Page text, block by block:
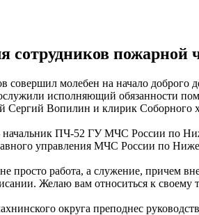
сотрудников пожарной
молебен на начало доброго
исполняющий обязанности
Вопилин и клирик Соборного
начальник ПЧ-52 ГУ МЧС России по
управления МЧС России по
работа, а служение, причем
Желаю вам относиться к
округа преподнес